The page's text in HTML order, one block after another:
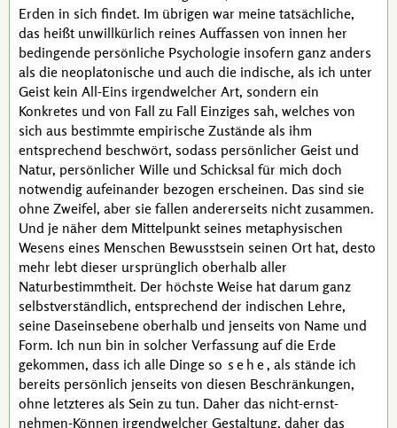
Erden in sich findet. Im übrigen war meine tatsächliche,
das heißt unwillkürlich reines Auffassen von innen her
bedingende persönliche Psychologie insofern ganz anders
als die neoplatonische und auch die indische, als ich unter
Geist kein All-Eins irgendwelcher Art, sondern ein
Konkretes und von Fall zu Fall Einziges sah, welches von
sich aus bestimmte empirische Zustände als ihm
entsprechend beschwört, sodass persönlicher Geist und
Natur, persönlicher Wille und Schicksal für mich doch
notwendig aufeinander bezogen erscheinen. Das sind sie
ohne Zweifel, aber sie fallen andererseits nicht zusammen.
Und je näher dem Mittelpunkt seines metaphysischen
Wesens eines Menschen Bewusstsein seinen Ort hat, desto
mehr lebt dieser ursprünglich oberhalb aller
Naturbestimmtheit. Der höchste Weise hat darum ganz
selbstverständlich, entsprechend der indischen Lehre,
seine Daseinsebene oberhalb und jenseits von Name und
Form. Ich nun bin in solcher Verfassung auf die Erde
gekommen, dass ich alle Dinge so sehe, als stände ich
bereits persönlich jenseits von diesen Beschränkungen,
ohne letzteres als Sein zu tun. Daher das nicht-ernst-
nehmen-Können irgendwelcher Gestaltung, daher das